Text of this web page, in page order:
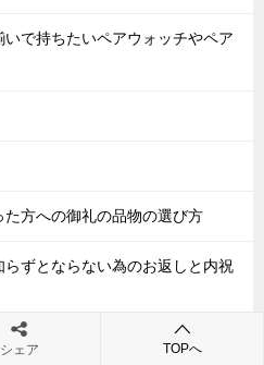
で持ちたいペアウォッチやペア
方への御礼の品物の選び方
ずとならない為のお返しと内祝
シェア TOPへ